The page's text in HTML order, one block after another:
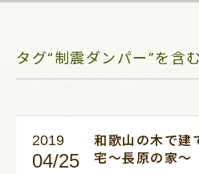
タグ“制震ダンパー”を含
2019
04/25
和歌山の木で建
宅～長原の家～